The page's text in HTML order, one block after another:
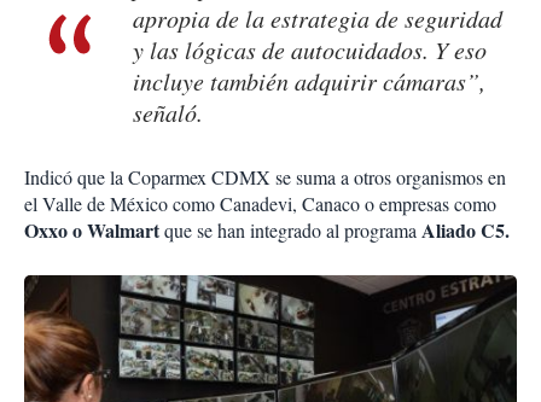
apropia de la estrategia de seguridad
y las lógicas de autocuidados. Y eso
incluye también adquirir cámaras”,
señaló.
Indicó que la Coparmex CDMX se suma a otros organismos en
el Valle de México como Canadevi, Canaco o empresas como
Oxxo o Walmartque se han integrado al programaAliado C5.